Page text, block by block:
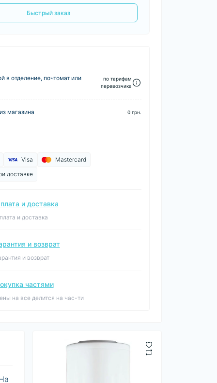
Быстрый заказ
в отделение, почтомат или
по тарифам
перевозчика
магазина 0 грн.
Visa
Mastercard
доставке
и доставка
и доставка
и возврат
и возврат
частями
на все делится на час-ти